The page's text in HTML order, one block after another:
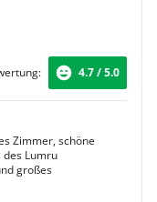
4.7 / 5.0
Zimmer, schöne
Lumru
großes